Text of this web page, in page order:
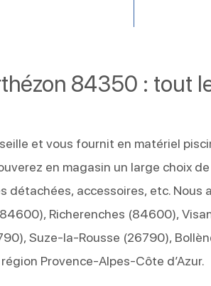
84350 : tout
et vous fournit en matériel
en magasin un large choix
détachées, accessoires, etc. Nous
Richerenches (84600),
Suze-la-Rousse (26790),
Provence-Alpes-Côte d’Azur.